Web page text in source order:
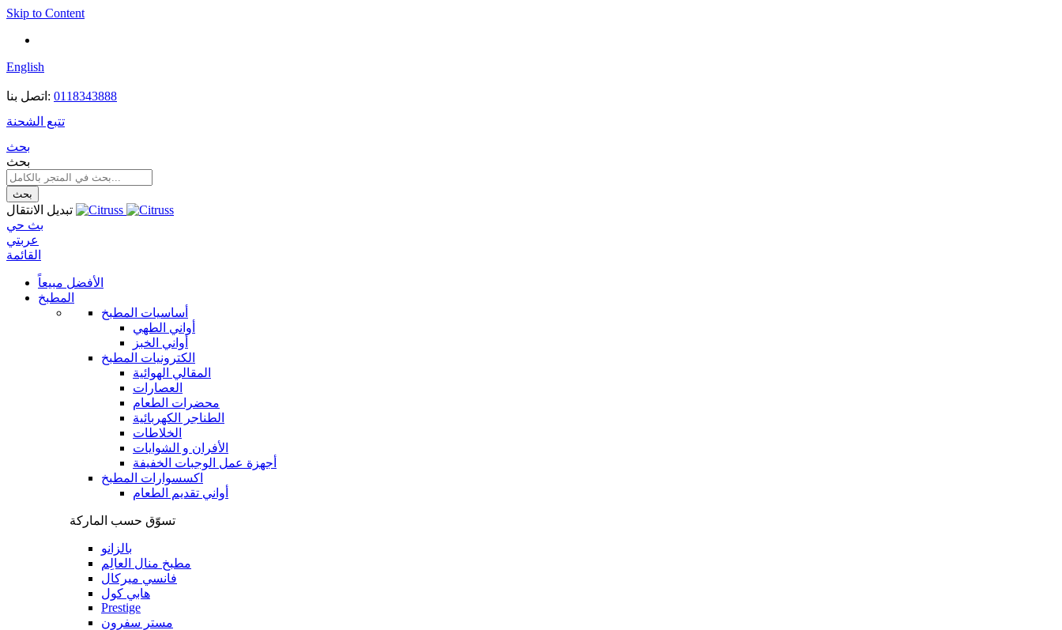
Skip to Content
English
اتصل بنا: 0118343888
تتبع الشحنة
بحث
بحث
بحث
تبديل الانتقال
بث حي
عربتي
القائمة
الأفضل مبيعاً
المطبخ
أساسيات المطبخ
أواني الطهي
أواني الخبز
الكترونيات المطبخ
المقالي الهوائية
العصارات
محضرات الطعام
الطناجر الكهربائية
الخلاطات
الأفران و الشوايات
أجهزة عمل الوجبات الخفيفة
اكسسوارات المطبخ
أواني تقديم الطعام
تسوّق حسب الماركة
بالزانو
مطبخ منال العالِم
فانسي ميركال
هابي كول
Prestige
مستر سفرون